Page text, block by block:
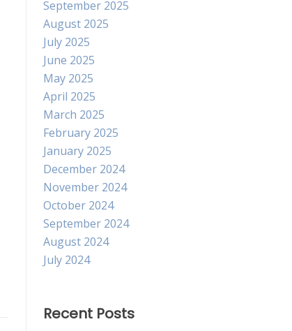
September 2025
August 2025
July 2025
June 2025
May 2025
April 2025
March 2025
February 2025
January 2025
December 2024
November 2024
October 2024
September 2024
August 2024
July 2024
Recent Posts